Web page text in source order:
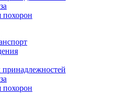
похорон
похорон